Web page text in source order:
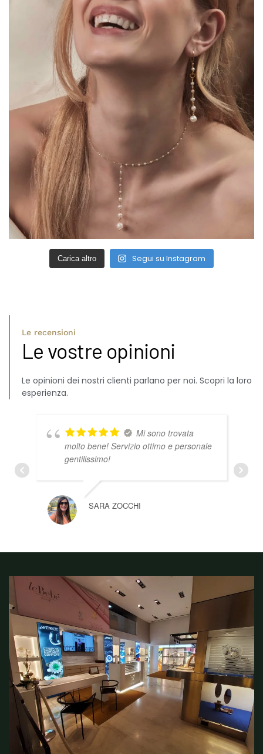
Carica altro Segui su Instagram
Le recensioni
Le vostre opinioni
Le opinioni dei nostri clienti parlano per noi. Scopri la loro
esperienza.
Mi sono trovata
molto bene! Servizio ottimo e personale
gentilissimo!
SARA ZOCCHI